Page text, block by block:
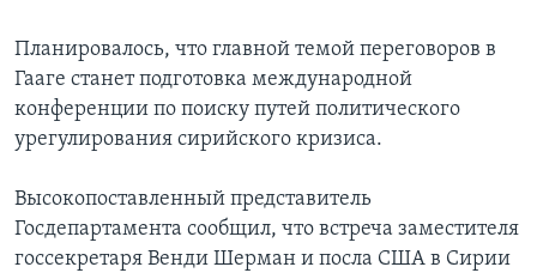
Планировалось, что главной темой переговоров в
Гааге станет подготовка международной
конференции по поиску путей политического
урегулирования сирийского кризиса.
Высокопоставленный представитель
Госдепартамента сообщил, что встреча заместителя
госсекретаря Венди Шерман и посла США в Сирии